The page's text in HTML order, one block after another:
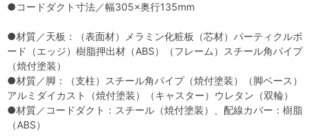
●コードダクト寸法／幅305×奥行135mm
●材質／天板：（表面材）メラミン化粧板（芯材）パーティクルボ
ード（エッジ）樹脂押出材（ABS）（フレーム）スチール角パイプ
（焼付塗装）
●材質／脚：（支柱）スチール角パイプ（焼付塗装）（脚ベース）
アルミダイカスト（焼付塗装）（キャスター）ウレタン（双輪）
●材質／コードダクト：スチール（焼付塗装）、配線カバー：樹脂
（ABS）